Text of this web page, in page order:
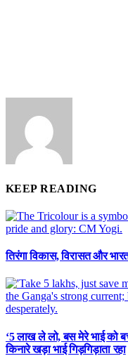
KEEP READING
तिरंगा विकास, विरासत और
‘5 लाख ले लो, बस मेरे भाई को
किनारे खड़ा भाई गिड़गिड़ाता रहा